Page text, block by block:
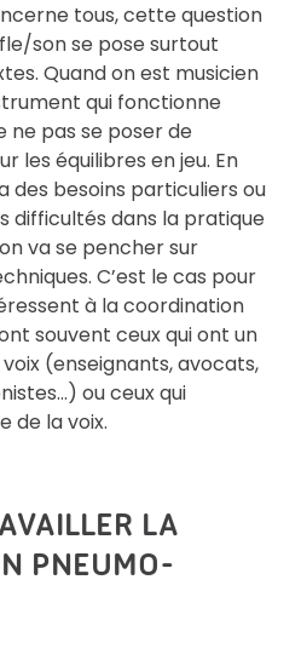
tous, cette question
son se pose surtout
Quand on est musicien
qui fonctionne
ne pas se poser de
les équilibres en jeu. En
des besoins particuliers ou
difficultés dans la pratique
va se pencher sur
C’est le cas pour
à la coordination
souvent ceux qui ont un
(enseignants, avocats,
ou ceux qui
de la voix.
LA
PNEUMO-